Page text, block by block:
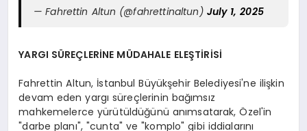
— Fahrettin Altun (@fahrettinaltun) July 1, 2025
YARGI SÜREÇLERİNE MÜDAHALE ELEŞTİRİSİ
Fahrettin Altun, İstanbul Büyükşehir Belediyesi'ne ilişkin
devam eden yargı süreçlerinin bağımsız
mahkemelerce yürütüldüğünü anımsatarak, Özel'in
"darbe planı", "cunta" ve "komplo" gibi iddialarını